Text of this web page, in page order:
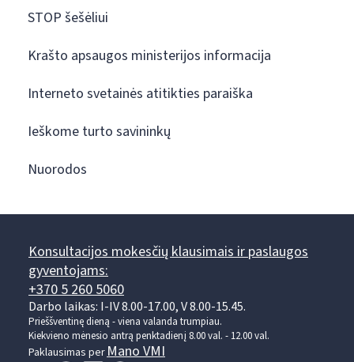
STOP šešėliui
Krašto apsaugos ministerijos informacija
Interneto svetainės atitikties paraiška
Ieškome turto savininkų
Nuorodos
Konsultacijos mokesčių klausimais ir paslaugos
gyventojams:
+370 5 260 5060
Darbo laikas: I-IV 8.00-17.00, V 8.00-15.45.
Prieššventinę dieną - viena valanda trumpiau.
Kiekvieno mėnesio antrą penktadienį 8.00 val. - 12.00 val.
Paklausimas perMano VMI